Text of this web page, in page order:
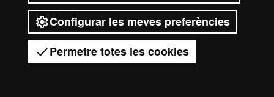
Configurar les meves preferències
Permetre totes les cookies
Tens dubtes?